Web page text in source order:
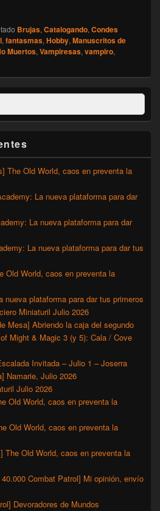
Warhammer] Condes
Brujas, Catalogando, Condes
, fantasmas, Hobby, Manuscritos de
Muertos, Vampiresas, vampiro,
The Old World, caos en preventa la
La nueva plataforma para dar
La nueva plataforma para dar
La nueva plataforma para dar tus
Old World, caos en preventa la
nueva plataforma para dar tus primeros
Miniaturil Julio 2026
Mesa] Abriendo la caja del segundo
Might & Magic 3 (y 5): Cala / Cove
Invitada – Julio 1 – Joserra
Namarie, Julio 2026
Julio 2026
Old World, caos en preventa la
Old World, caos en preventa la
The Old World, caos en preventa la
Combat Patrol] Mi opinión, envío
Devoradores de Mundos